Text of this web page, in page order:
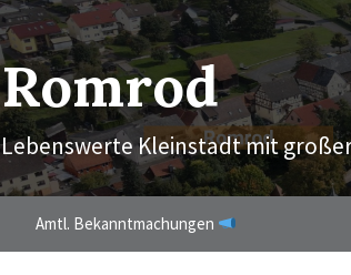
Romrod
Lebenswerte Kleinstadt mit
Amtl. Bekanntmachungen